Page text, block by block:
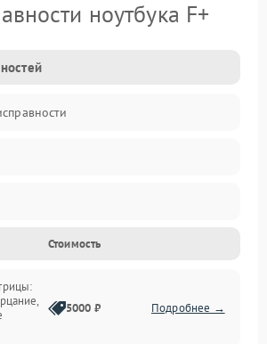
ноутбука F+
сбои
Стоимость
5000 ₽ Подробнее →